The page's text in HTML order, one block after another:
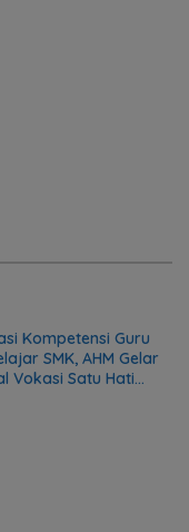
Kompetensi Guru
SMK, AHM Gelar
Vokasi Satu Hati